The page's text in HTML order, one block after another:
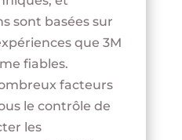
sont basées sur
que 3M
fiables.
facteurs
le contrôle de
les